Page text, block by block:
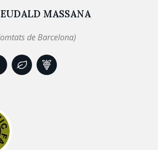
MASSANA
de Barcelona)